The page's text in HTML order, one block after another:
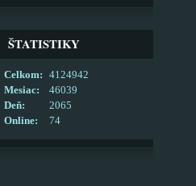
ŠTATISTIKY
Online: 74
Celkom:
4124942
Mesiac:
46039
Deň:
2065